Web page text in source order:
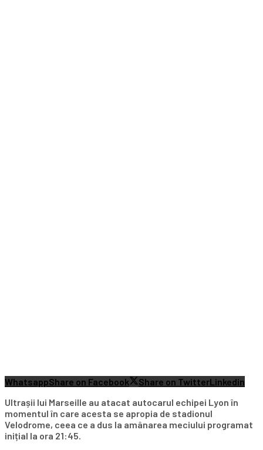
WhatsappShare on Facebook Share on TwitterLinkedin
Ultrașii lui Marseille au atacat autocarul echipei Lyon în
momentul în care acesta se apropia de stadionul
Velodrome, ceea ce a dus la amânarea meciului programat
inițial la ora 21:45.